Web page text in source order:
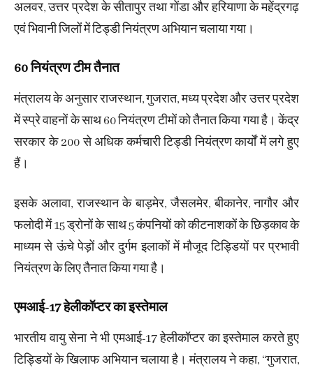
अलवर, उत्तर प्रदेश के सीतापुर तथा गोंडा और हरियाणा के महेंद्रगढ़
एवं भिवानी जिलों में टिड्डी नियंत्रण अभियान चलाया गया।
60 नियंत्रण टीम तैनात
मंत्रालय के अनुसार राजस्थान, गुजरात, मध्य प्रदेश और उत्तर प्रदेश
में स्प्रे वाहनों के साथ 60 नियंत्रण टीमों को तैनात किया गया है। केंद्र
सरकार के 200 से अधिक कर्मचारी टिड्डी नियंत्रण कार्यों में लगे हुए
हैं।
इसके अलावा, राजस्थान के बाड़मेर, जैसलमेर, बीकानेर, नागौर और
फलोदी में 15 ड्रोनों के साथ 5 कंपनियों को कीटनाशकों के छिड़काव के
माध्यम से ऊंचे पेड़ों और दुर्गम इलाकों में मौजूद टिड्डियों पर प्रभावी
नियंत्रण के लिए तैनात किया गया है।
एमआई-17 हेलीकॉप्टर का इस्तेमाल
भारतीय वायु सेना ने भी एमआई-17 हेलीकॉप्टर का इस्तेमाल करते हुए
टिड्डियों के खिलाफ अभियान चलाया है। मंत्रालय ने कहा, ‘‘गुजरात,